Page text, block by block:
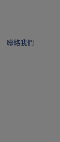
聯絡我們